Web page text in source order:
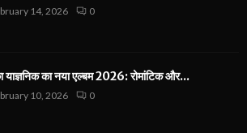
14, 2026 0
का नया एल्बम 2026: रोमांटिक और...
10, 2026 0